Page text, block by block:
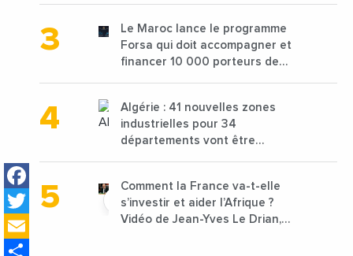
Facebook
Twitter
Le Maroc lance le programme
Forsa qui doit accompagner et
financer 10 000 porteurs de
Algérie : 41 nouvelles zones
industrielles pour 34
départements vont être
Comment la France va-t-elle
s’investir et aider l’Afrique ?
Vidéo de Jean-Yves Le Drian,